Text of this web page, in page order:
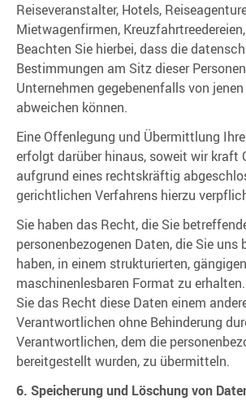
Reiseveranstalter, Hotels,
Mietwagenfirmen,
Beachten Sie hierbei, dass die
Bestimmungen am Sitz dieser
Unternehmen gegebenenfalls von
abweichen können.
Eine Offenlegung und Übermittlung
erfolgt darüber hinaus, soweit wir kraft
aufgrund eines rechtskräftig
gerichtlichen Verfahrens hierzu
Sie haben das Recht, die Sie
personenbezogenen Daten, die Sie uns
haben, in einem strukturierten,
maschinenlesbaren Format zu
Sie das Recht diese Daten einem
Verantwortlichen ohne Behinderung
Verantwortlichen, dem die
bereitgestellt wurden, zu übermitteln.
6. Speicherung und Löschung von